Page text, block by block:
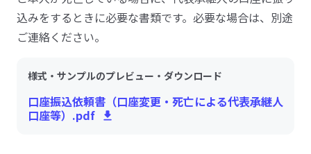
込みをするときに必要な書類です。必要な場合は、別途
ご連絡ください。
様式・サンプルのプレビュー・ダウンロード
口座振込依頼書（口座変更・死亡による代表承継人
口座等）.pdf